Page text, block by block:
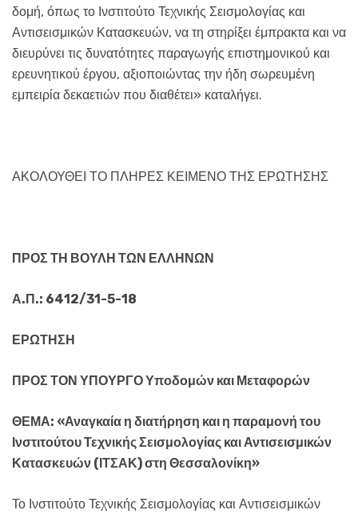
δομή, όπως το Ινστιτούτο Τεχνικής Σεισμολογίας και
Αντισεισμικών Κατασκευών, να τη στηρίξει έμπρακτα και να
διευρύνει τις δυνατότητες παραγωγής επιστημονικού και
ερευνητικού έργου, αξιοποιώντας την ήδη σωρευμένη
εμπειρία δεκαετιών που διαθέτει» καταλήγει.
ΑΚΟΛΟΥΘΕΙ ΤΟ ΠΛΗΡΕΣ ΚΕΙΜΕΝΟ ΤΗΣ ΕΡΩΤΗΣΗΣ
ΠΡΟΣ ΤΗ ΒΟΥΛΗ ΤΩΝ ΕΛΛΗΝΩΝ
Α.Π.: 6412/31-5-18
ΕΡΩΤΗΣΗ
ΠΡΟΣ ΤΟΝ ΥΠΟΥΡΓΟ Υποδομών και Μεταφορών
ΘΕΜΑ: «Αναγκαία η διατήρηση και η παραμονή του
Ινστιτούτου Τεχνικής Σεισμολογίας και Αντισεισμικών
Κατασκευών (ΙΤΣΑΚ) στη Θεσσαλονίκη»
Το Ινστιτούτο Τεχνικής Σεισμολογίας και Αντισεισμικών